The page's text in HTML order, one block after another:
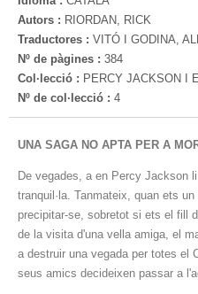
Autors : RIORDAN, RICK
Traductores : VITÓ I GODINA,
Nº de pàgines : 384
Col·lecció : PERCY JACKSON I
Nº de col·lecció : 4
UNA SAGA NO APTA PER A
De vegades, a en Percy Jackson
tranquil·la. Tanmateix, quan ets
precipitar-se, sobretot si ets el fill
de la visita d'una vella amiga, el
a destruir una vegada per totes el
seus amics decideixen passar a